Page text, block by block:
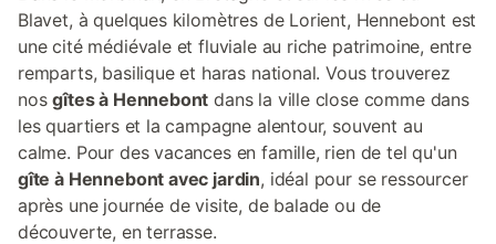
Blavet, à quelques kilomètres de Lorient, Hennebont est
une cité médiévale et fluviale au riche patrimoine, entre
remparts, basilique et haras national. Vous trouverez
nosgîtes à Hennebont dans la ville close comme dans
les quartiers et la campagne alentour, souvent au
calme. Pour des vacances en famille, rien de tel qu'un
gîte à Hennebont avec jardin, idéal pour se ressourcer
après une journée de visite, de balade ou de
découverte, en terrasse.